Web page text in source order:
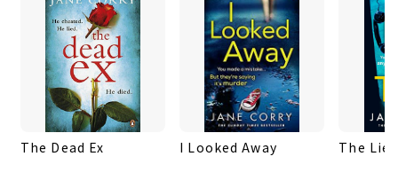
determined to make a fresh start. To leave the
past behind. Even if it means a little white lie or
two...But then she meets a convicted murderer,
who reminds her of someone she used to know.
But there's no way she can tell her husband
why...Where does the lying end...and murder
begin? MY HUSBAND'S WIFE is a thriller with so
The Dead Ex I Looked Away The